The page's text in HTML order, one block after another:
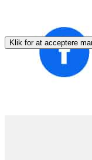
Klik for at acceptere